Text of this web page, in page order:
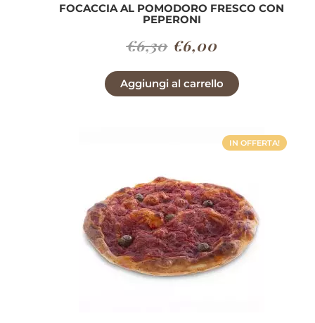
FOCACCIA AL POMODORO FRESCO CON
PEPERONI
€6,30 Il
prezzo
originale
€6,00Il
prezzo
attuale
€6,00.
Aggiungi al carrello
IN OFFERTA!